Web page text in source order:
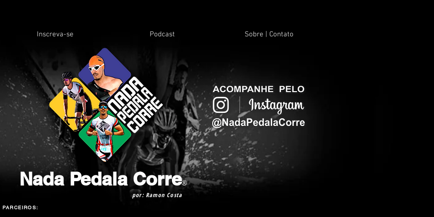
Inscreva-se Podcast Sobre | Contato
Nada Pedala Corre®
por: Ramon Costa
PARCEIROS: